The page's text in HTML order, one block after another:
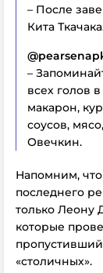
– После
Кита
–
всех голов
макарон,
соусов,
Овечкин.
Напомним,
последнего
только Леону
которые
«столичных».